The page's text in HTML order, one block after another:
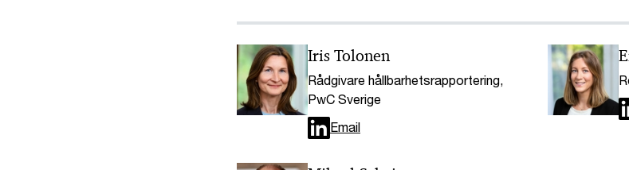
Iris Tolonen
Rådgivare hållbarhetsrapportering,
PwC Sverige
Email